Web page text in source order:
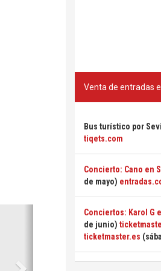
Venta de entradas
Bus turístico por
tiqets.com
Concierto: Cano en
de mayo)
Conciertos: Karol G
de junio)
ticketmaster.es